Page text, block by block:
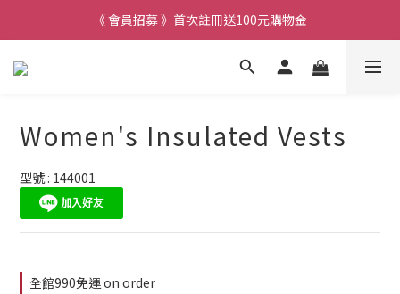
《 會員招募 》首次註冊送100元購物金
Women's Insulated Vests
型號 : 144001
全館990免運 on order